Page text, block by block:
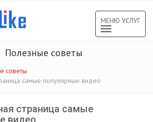
МЕНЮ УСЛУГ
navigation
Полезные советы
советы
самые популярные видео
страница самые
видео